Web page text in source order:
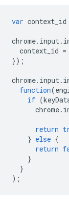
var context_id
chrome. input.
context_id =
});
chrome. input.
function(
if (
chrome.
return
} else {
return
}
}
);